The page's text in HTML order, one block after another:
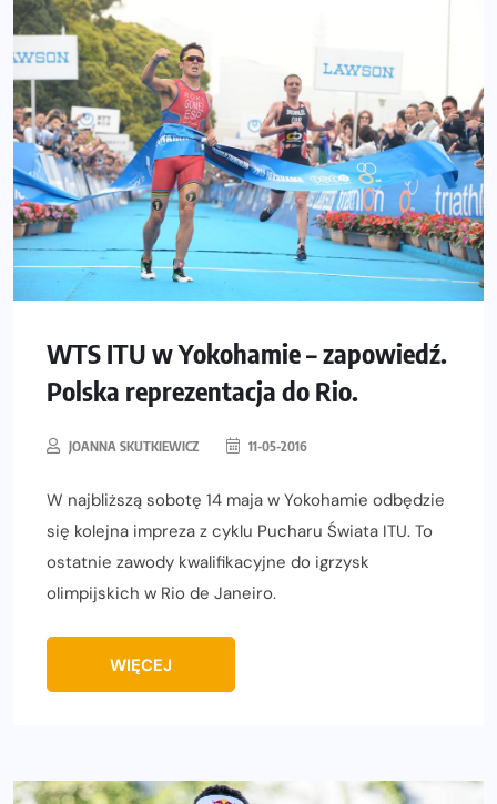
WTS ITU w Yokohamie – zapowiedź.
Polska reprezentacja do Rio.
JOANNA SKUTKIEWICZ 11-05-2016
W najbliższą sobotę 14 maja w Yokohamie odbędzie
się kolejna impreza z cyklu Pucharu Świata ITU. To
ostatnie zawody kwalifikacyjne do igrzysk
olimpijskich w Rio de Janeiro.
WIĘCEJ